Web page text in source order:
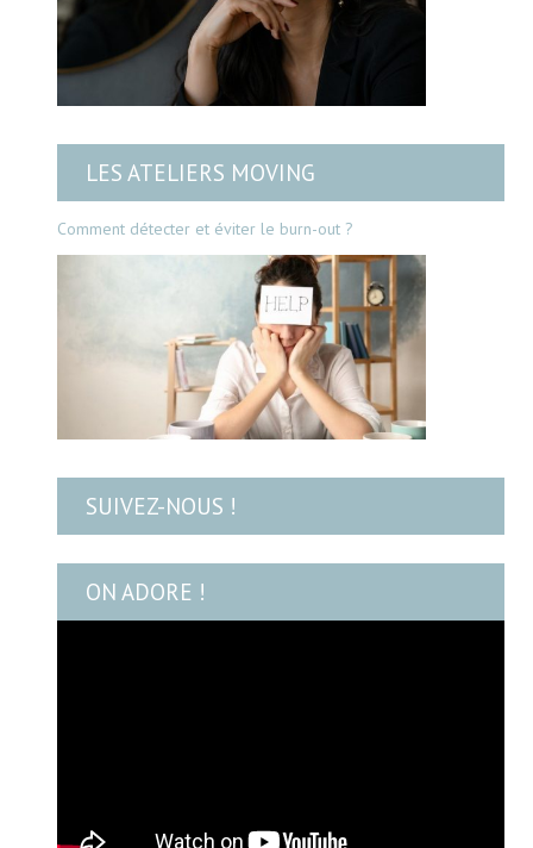
LES ATELIERS MOVING
Comment détecter et éviter le burn-out ?
SUIVEZ-NOUS !
ON ADORE !